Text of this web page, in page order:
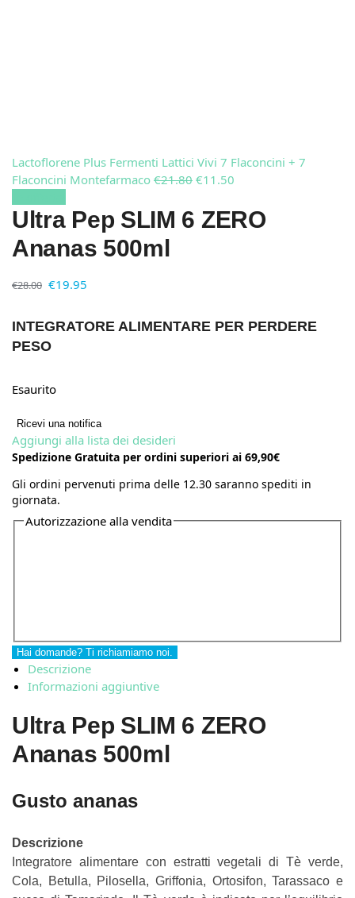
Lactoflorene Plus Fermenti Lattici Vivi 7 Flaconcini + 7
Flaconcini Montefarmaco €21.80 €11.50
Ultra Pep SLIM 6 ZERO
Ananas 500ml
€28.00 €19.95
INTEGRATORE ALIMENTARE PER PERDERE
PESO
Esaurito
Ricevi una notifica
Aggiungi alla lista dei desideri
Spedizione Gratuita per ordini superiori ai 69,90€
Gli ordini pervenuti prima delle 12.30 saranno spediti in
giornata.
Autorizzazione alla vendita
Hai domande? Ti richiamiamo noi.
Descrizione
Informazioni aggiuntive
Ultra Pep SLIM 6 ZERO
Ananas 500ml
Gusto ananas
Descrizione
Integratore alimentare con estratti vegetali di Tè verde,
Cola, Betulla, Pilosella, Griffonia, Ortosifon, Tarassaco e